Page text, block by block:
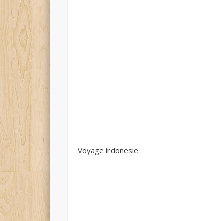
Voyage indonesie